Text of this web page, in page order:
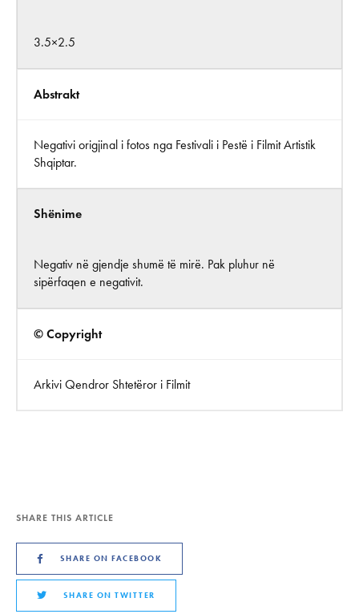
3.5×2.5
Abstrakt
Negativi origjinal i fotos nga Festivali i Pestë i Filmit Artistik
Shqiptar.
Shënime
Negativ në gjendje shumë të mirë. Pak pluhur në
sipërfaqen e negativit.
© Copyright
Arkivi Qendror Shtetëror i Filmit
SHARE THIS ARTICLE
SHARE ON FACEBOOK
SHARE ON TWITTER